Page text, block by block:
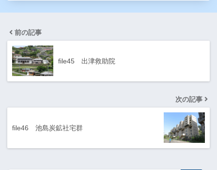
前の記事
file45 出津救助院
次の記事
file46 池島炭鉱社宅群